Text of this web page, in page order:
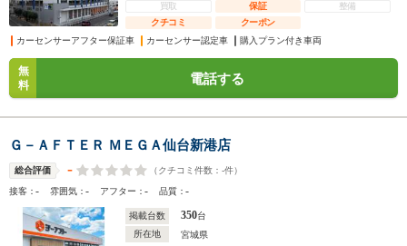
買取
保証
整備
クチコミ
クーポン
カーセンサーアフター保証車
カーセンサー認定車 購入プラン付き車両
無
料
電話する
Ｇ－ＡＦＴＥＲ ＭＥＧＡ仙台新港店
総合評価 - （クチコミ件数： -件）
接客：- 雰囲気：- アフター：- 品質：-
掲載台数 350台
所在地
宮城県